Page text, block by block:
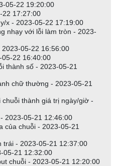
05-22 19:20:00
22 17:27:00
x - 2023-05-22 17:19:00
nhạy với lỗi làm tròn - 2023-
05-22 16:56:00
22 16:40:00
thành số - 2023-05-21
chữ thường - 2023-05-21
thành giá trị ngày/giờ -
2023-05-21 12:46:00
của chuỗi - 2023-05-21
trái - 2023-05-21 12:37:00
05-21 12:32:00
chuỗi - 2023-05-21 12:20:00